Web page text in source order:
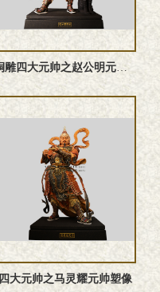
铜雕四大元帅之赵公明元帅塑像
四大元帅之马灵耀元帅塑像